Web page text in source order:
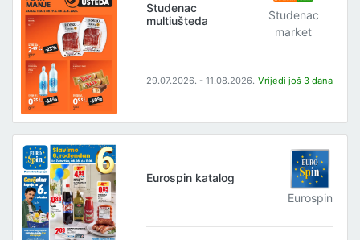
Studenac
multiušteda
Studenac
market
29.07.2026. - 11.08.2026. Vrijedi još 3 dana
Eurospin katalog
Eurospin